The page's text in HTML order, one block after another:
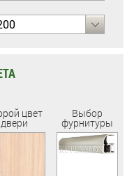
цвет
двери
Выбор
фурнитуры